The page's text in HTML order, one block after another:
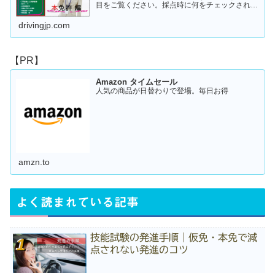
目をご覧ください。採点時に何をチェックされる
drivingjp.com
【PR】
Amazon タイムセール
人気の商品が日替わりで登場。毎日お得
amzn.to
よく読まれている記事
技能試験の発進手順｜仮免・本免で減
点されない発進のコツ